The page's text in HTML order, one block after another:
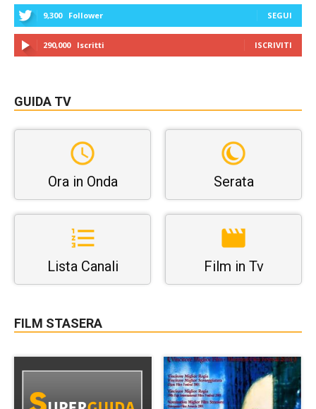
9,300 Follower SEGUI
290,000 Iscritti ISCRIVITI
GUIDA TV
Ora in Onda Serata
Lista Canali Film in Tv
FILM STASERA